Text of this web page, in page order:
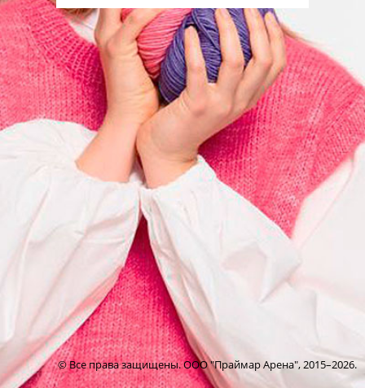
© Все права защищены. ООО "Праймар Арена",2015–2026.